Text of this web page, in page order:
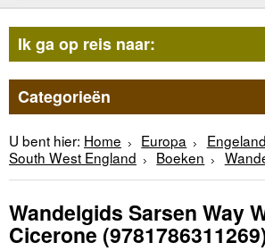
Ik ga op reis naar:
Categorieën
U bent hier: Home Europa
Engeland
South West England
Boeken
Wandelgids Sarsen Way
Cicerone